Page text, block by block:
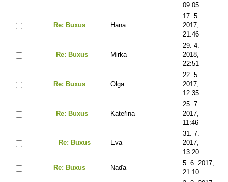
09:05
Re: Buxus Hana
17. 5.
2017,
21:46
Re: Buxus Mirka
29. 4.
2018,
22:51
Re: Buxus Olga
22. 5.
2017,
12:35
Re: Buxus Kateřina
25. 7.
2017,
11:46
Re: Buxus Eva
31. 7.
2017,
13:20
Re: Buxus Naďa
5. 6. 2017,
21:10